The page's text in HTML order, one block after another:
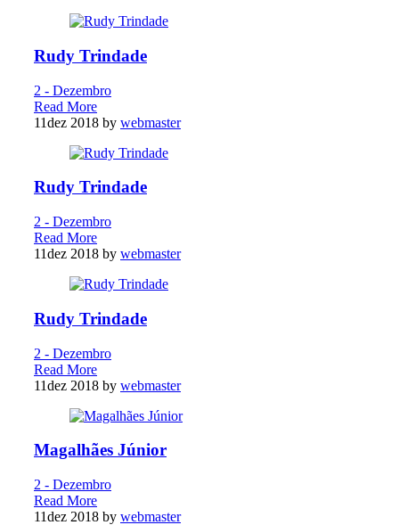
Rudy Trindade
2 - Dezembro
Read More
11dez 2018 by webmaster
Rudy Trindade
2 - Dezembro
Read More
11dez 2018 by webmaster
Rudy Trindade
2 - Dezembro
Read More
11dez 2018 by webmaster
Magalhães Júnior
2 - Dezembro
Read More
11dez 2018 by webmaster